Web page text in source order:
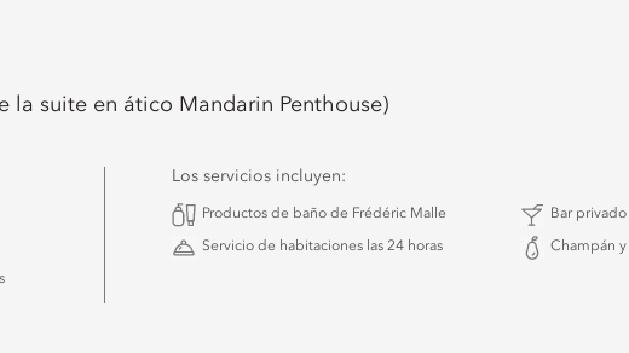
la suite en ático Mandarin Penthouse)
Los servicios incluyen:
Productos de baño de Frédéric Malle Bar
Servicio de habitaciones las 24 horas Champán